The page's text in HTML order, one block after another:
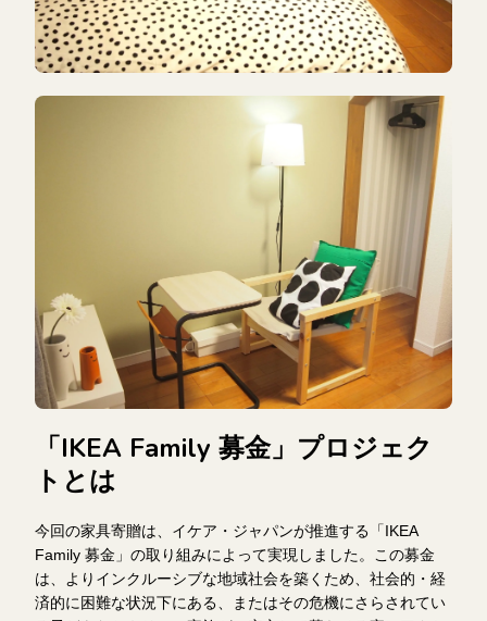
「IKEA Family 募金」プロジェク
トとは
今回の家具寄贈は、イケア・ジャパンが推進する「IKEA
Family 募金」の取り組みによって実現しました。この募金
は、よりインクルーシブな地域社会を築くため、社会的・経
済的に困難な状況下にある、またはその危機にさらされてい